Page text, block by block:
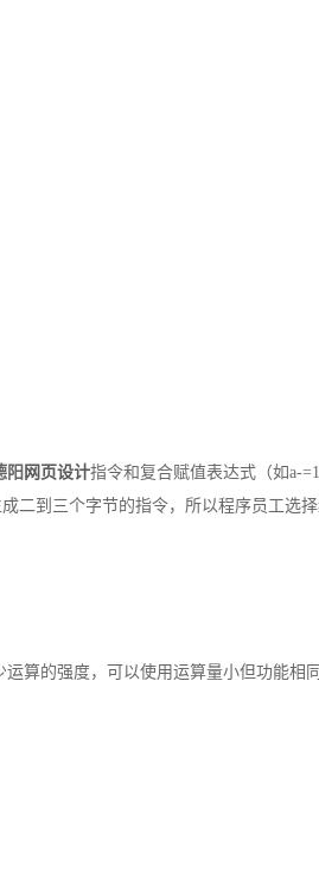
阳 网页设计指令和复合赋值表达式（如a-
二到三个字节的指令，所以程序员工
运算的强度，可以使用运算量小但功能相